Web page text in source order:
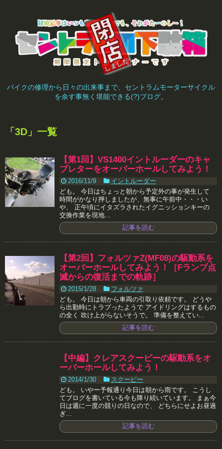
バイクの修理から日々の出来事まで、セントラムモーターサイクル
を余す事無く堪能できる(?)ブログ。
「 3D 」 一覧
【第1回】VS1400イントルーダーのキャ
ブレターをオーバーホールしてみよう！
2016/11/9
イントルーダー
ども。 今日はちょっと朝から予定外の事が発生して
時間がかなり押しましたが、無事に午前中・・・い
や、 正午頃にイタズラされたイグニッションキーの
交換作業を現地...
記事を読む
【第2回】フォルツァZ(MF08)の駆動系を
オーバーホールしてみよう！［Fランプ点
滅からの復活までの軌跡］
2015/1/28
フォルツァ
ども。 今日は朝から車両の引取り依頼です。 どうや
ら出勤時にトラブったようで アイドリングはするもの
の全く 吹け上がらないそうで。 準備を整えてい...
記事を読む
【中編】クレアスクーピーの駆動系をオ
ーバーホールしてみよう！
2014/1/30
スクーピー
ども。 いやー予報通り今日は朝から雨です。 こうし
てブログを書いている今も降り続いています。 まぁ今
日は週に一度の競りの日なので、 どちらにせよお昼過
ぎ...
記事を読む